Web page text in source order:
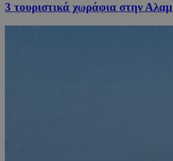
3 τουριστικά χωράφια στην